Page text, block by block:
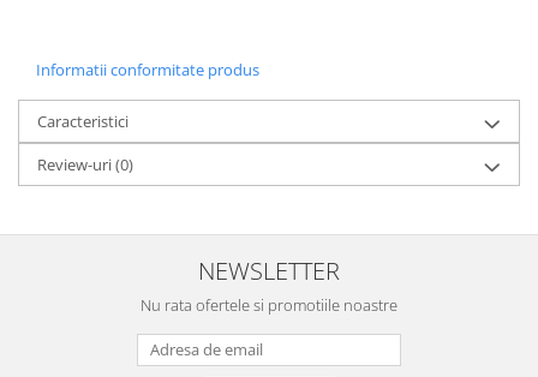
Informatii conformitate produs
Caracteristici
Review-uri(0)
NEWSLETTER
Nu rata ofertele si promotiile noastre